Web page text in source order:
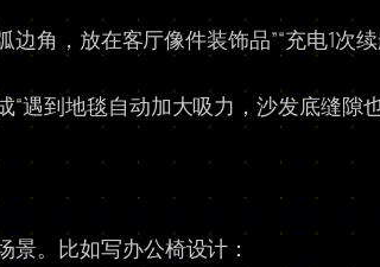
边角，放在客厅像件装饰品”“充电1次
“遇到地毯自动加大吸力，沙发底缝
景。比如写办公椅设计：